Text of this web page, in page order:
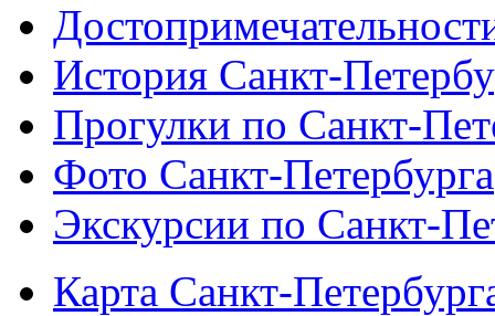
История Санкт-
Прогулки по Санкт-
Фото Санкт-Петербурга
Экскурсии по Санкт-
Карта Санкт-